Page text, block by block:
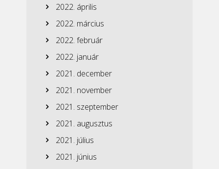
2022. április
2022. március
2022. február
2022. január
2021. december
2021. november
2021. szeptember
2021. augusztus
2021. július
2021. június